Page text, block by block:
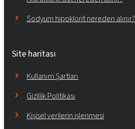
Sodyum hipoklorit nereden alınır?
Site haritası
Kullanım Şartları
Gizlilik Politikası
Kişisel verilerin işlenmesi